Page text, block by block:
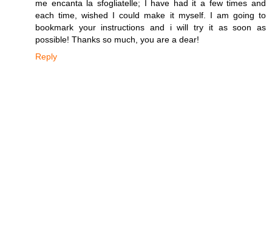
me encanta la sfogliatelle; I have had it a few times and
each time, wished I could make it myself. I am going to
bookmark your instructions and i will try it as soon as
possible! Thanks so much, you are a dear!
Reply